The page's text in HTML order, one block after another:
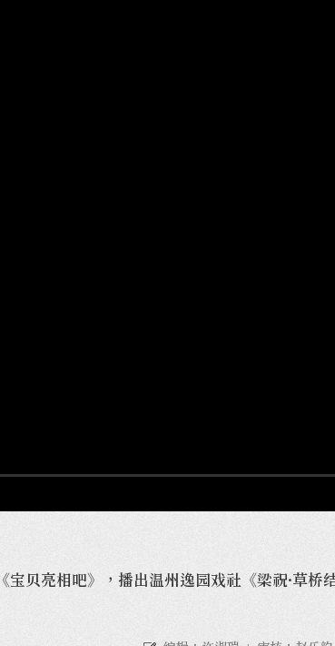
亮相吧》，播出温州逸园戏社《梁祝·草桥